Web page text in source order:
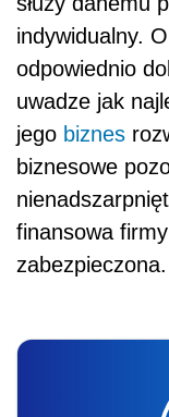
indywidualny.
odpowiednio
uwadze jak
jego biznes
biznesowe
finansowa
zabezpieczona.